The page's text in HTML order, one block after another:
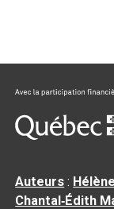
Auteurs :
Chantal‑Édith